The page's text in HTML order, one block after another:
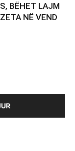
BËHET LAJM
NË VEND